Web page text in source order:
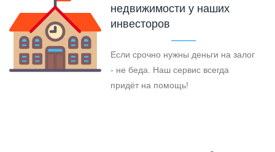
недвижимости у наших
инвесторов
Если срочно нужны деньги на залог
- не беда. Наш сервис всегда
придёт на помощь!